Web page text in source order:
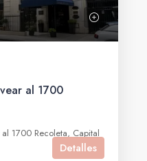
al 1700
1700 Recoleta, Capital
Detalles